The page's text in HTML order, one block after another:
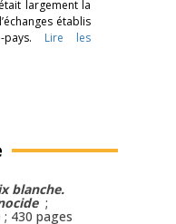
largement la
établis
Lire les
blanche.
;
; 430 pages